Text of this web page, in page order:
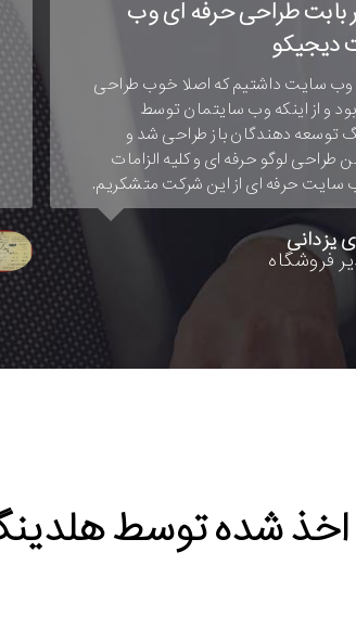
از ایزو مستر توسط صنایع
سازی مجملی
توسعه دهندگان متشکریم که
ایجاد نموده تا ما هرآنچه جهت رشد،
و ارتقاء سطح کیفی تولیدات خود
فراهم نموده است. ما از خدمات
استقرا و اخذ گواهینامه های ایزو
نمودیم و رضایت کامل داریم.
مجملی
اخذ شده توسط